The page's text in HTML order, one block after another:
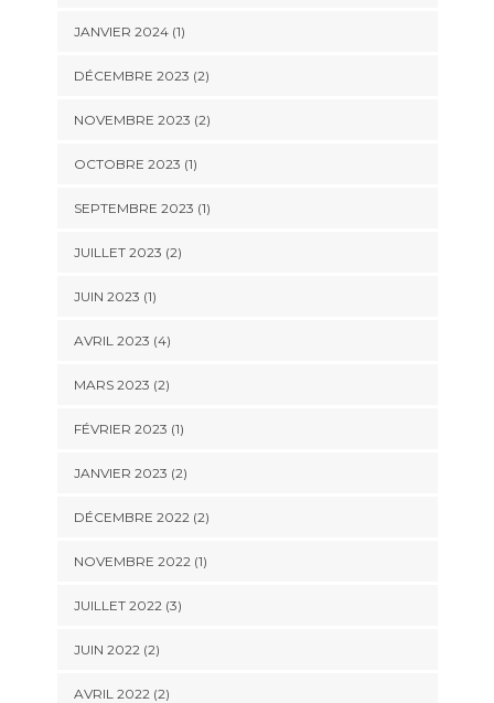
JANVIER 2024(1)
DÉCEMBRE 2023 (2)
NOVEMBRE 2023 (2)
OCTOBRE 2023 (1)
SEPTEMBRE 2023 (1)
JUILLET 2023 (2)
JUIN 2023 (1)
AVRIL 2023 (4)
MARS 2023 (2)
FÉVRIER 2023 (1)
JANVIER 2023 (2)
DÉCEMBRE 2022(2)
NOVEMBRE 2022(1)
JUILLET 2022(3)
JUIN 2022(2)
AVRIL 2022(2)